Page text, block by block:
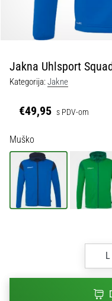
obradu
sportske
1. 7. 2025
1 min. čitanja
Play
for
More
Victories
Pripremi
se
Jakna Uhlsport
Kategorija:Jakne
€49,95 s PDV-om
Muško
L